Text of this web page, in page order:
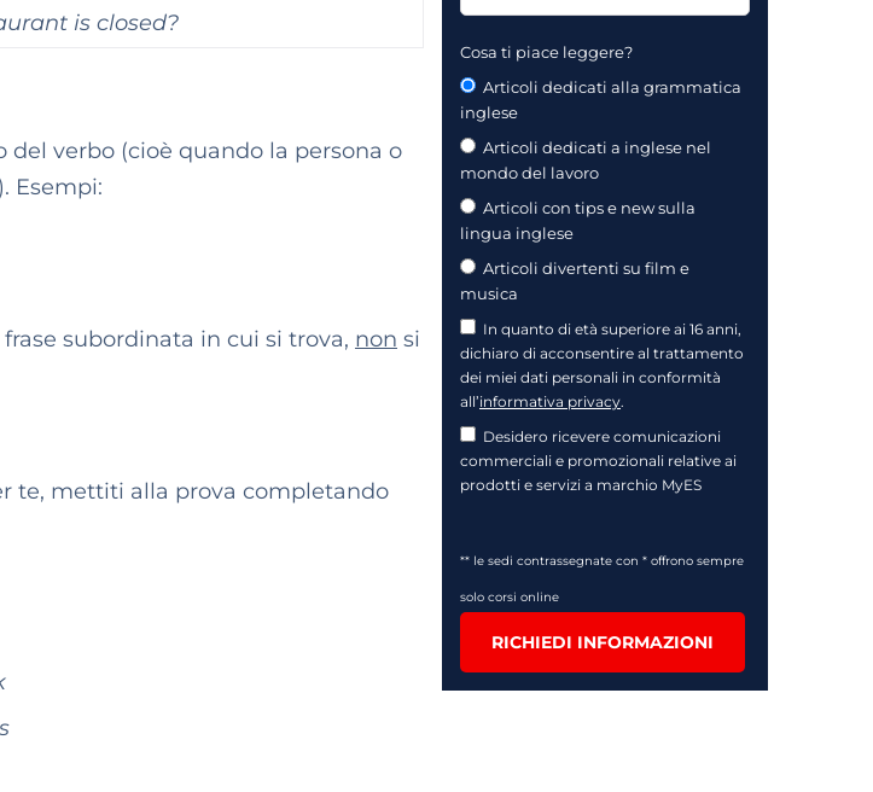
is closed?
del verbo (cioè quando la persona o
Esempi:
subordinata in cui si trova, non si
te, mettiti alla prova completando
Cosa ti piace leggere?
Articoli dedicati alla grammatica
inglese
Articoli dedicati a inglese nel
mondo del lavoro
Articoli con tips e new sulla
lingua inglese
Articoli divertenti su film e
musica
In quanto di età superiore ai 16 anni,
dichiaro di acconsentire al trattamento
dei miei dati personali in conformità
all’informativa privacy.
Desidero ricevere comunicazioni
commerciali e promozionali relative ai
prodotti e servizi a marchio MyES
** le sedi contrassegnate con * offrono sempre
solo corsi online
RICHIEDI INFORMAZIONI